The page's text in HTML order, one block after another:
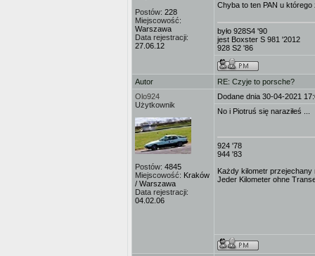
Postów: 228
Miejscowość:
Warszawa
Data rejestracji:
27.06.12
Chyba to ten PAN u którego
było 928S4 '90
jest Boxster S 981 '2012
928 S2 '86
Autor
RE: Czyje to porsche?
Olo924
Użytkownik
Postów: 4845
Miejscowość: Kraków
/ Warszawa
Data rejestracji:
04.02.06
Dodane dnia 30-04-2021
No i Piotruś się naraziłeś ...
924 '78
944 '83
Każdy kilometr
Jeder Kilometer ohne